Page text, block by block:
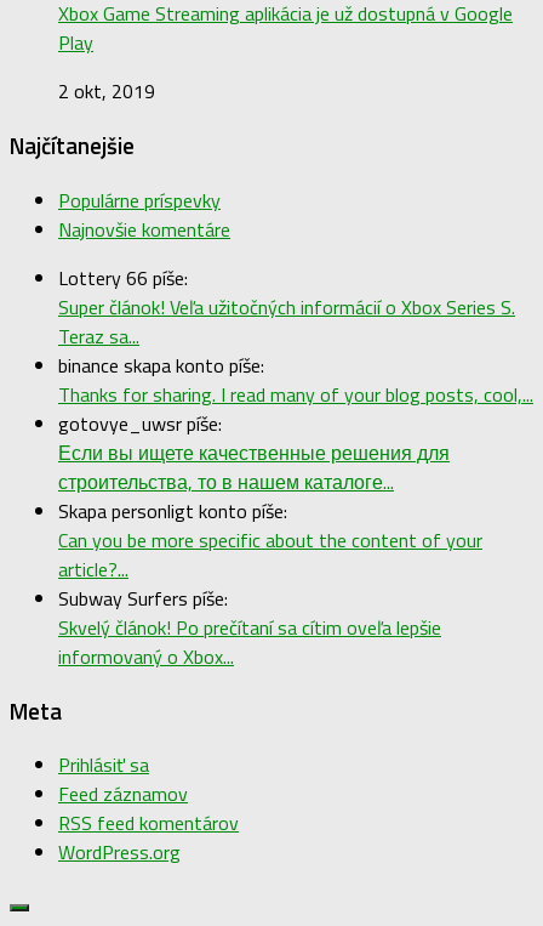
Xbox Game Streaming aplikácia je už dostupná v Google
Play
2 okt, 2019
Najčítanejšie
Populárne príspevky
Najnovšie komentáre
Lottery 66 píše:
Super článok! Veľa užitočných informácií o Xbox Series S.
Teraz sa...
binance skapa konto píše:
Thanks for sharing. I read many of your blog posts, cool,...
gotovye_uwsr píše:
Если вы ищете качественные решения для
строительства, то в нашем каталоге...
Skapa personligt konto píše:
Can you be more specific about the content of your
article?...
Subway Surfers píše:
Skvelý článok! Po prečítaní sa cítim oveľa lepšie
informovaný o Xbox...
Meta
Prihlásiť sa
Feed záznamov
RSS feed komentárov
WordPress.org